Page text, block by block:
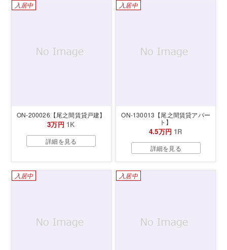
ON-200026【尾之間賃貸戸建】
入居中
3万円 1K
詳細を見る
ON-130013【尾之間賃貸アパー
ト】
入居中
4.5万円 1R
詳細を見る
入居中 入居中